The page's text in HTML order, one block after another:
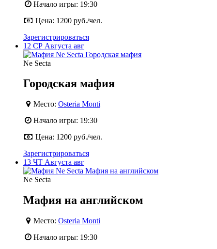
Начало игры: 19:30
Цена: 1200 руб./чел.
Зарегистрироваться
12 СР Августа авг
Ne Secta
Городская мафия
Место: Osteria Monti
Начало игры: 19:30
Цена: 1200 руб./чел.
Зарегистрироваться
13 ЧТ Августа авг
Ne Secta
Мафия на английском
Место: Osteria Monti
Начало игры: 19:30